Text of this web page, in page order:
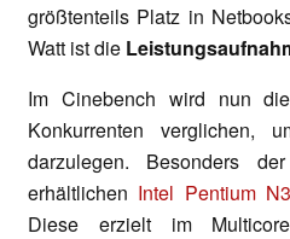
größtenteils Platz in
Watt ist die
Im Cinebench wird nun
Konkurrenten verglichen,
darzulegen. Besonders
erhältlichen Intel Pentium
Diese erzielt im